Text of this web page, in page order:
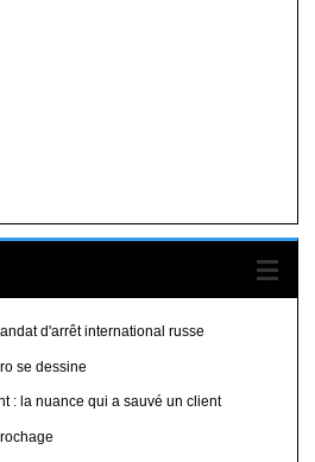
d'arrêt international russe
se dessine
: la nuance qui a sauvé un client